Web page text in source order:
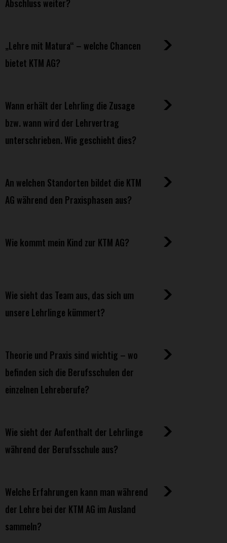
Abschluss weiter?
„Lehre mit Matura“ – welche Chancen
bietet KTM AG?
Wann erhält der Lehrling die Zusage
bzw. wann wird der Lehrvertrag
unterschrieben. Wie geschieht dies?
An welchen Standorten bildet die KTM
AG während den Praxisphasen aus?
Wie kommt mein Kind zur KTM AG?
Wie sieht das Team aus, das sich um
unsere Lehrlinge kümmert?
Theorie und Praxis sind wichtig – wo
befinden sich die Berufsschulen der
einzelnen Lehreberufe?
Wie sieht der Aufenthalt der Lehrlinge
während der Berufsschule aus?
Welche Erfahrungen kann man während
der Lehre bei der KTM AG im Ausland
sammeln?